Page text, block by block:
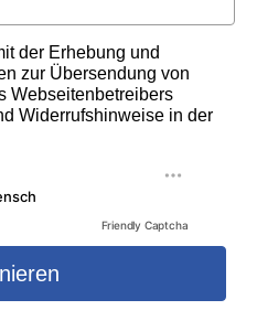
der Erhebung und
zur Übersendung von
Webseitenbetreibers
Widerrufshinweise in der
Friendly Captcha